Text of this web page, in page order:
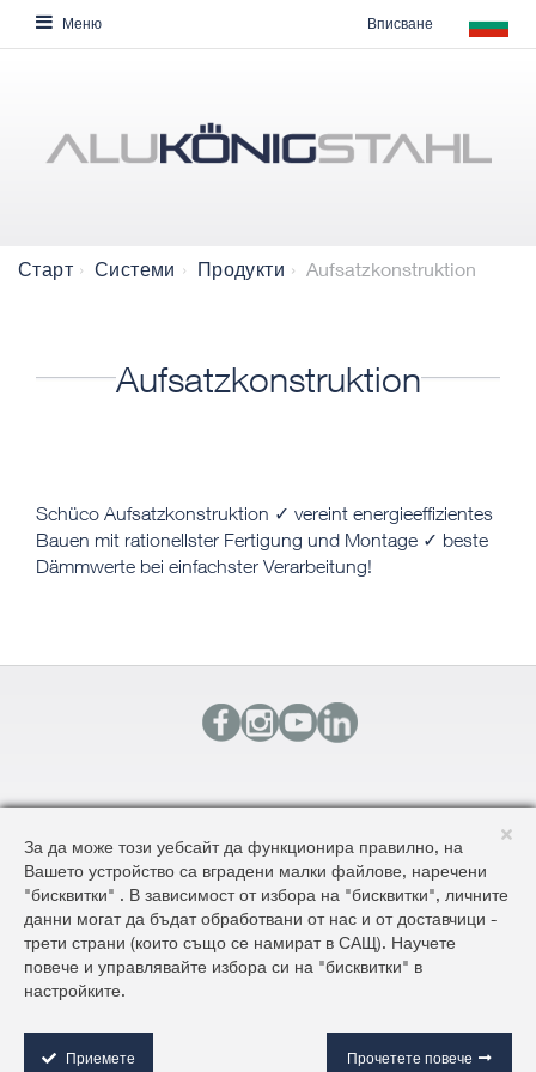
Меню Вписване
Старт Системи Продукти Aufsatzkonstruktion
Aufsatzkonstruktion
​​​​​​Schüco Aufsatzkonstruktion ✓ vereint energieeffizientes
Bauen mit rationellster Fertigung und Montage ✓ beste
Dämmwerte bei einfachster Verarbeitung!
КАРТА НА САЙТА
ОБЩИ УСЛОВИЯ ЗА ДОСТАВКА И ПРОДАЖБА
ОБЩИ УСЛОВИЯ НА САЙТА И ЗАЩИТА НА ЛИЧНИТЕ ДАННИ
©2026 AluKönigStahl
o
o
За да може този уебсайт да функционира правилно, на
Вашето устройство са вградени малки файлове, наречени
"бисквитки" . В зависимост от избора на "бисквитки", личните
данни могат да бъдат обработвани от нас и от доставчици -
трети страни (които също се намират в САЩ). Научете
повече и управлявайте избора си на "бисквитки" в
настройките.
Приемете Прочетете повече